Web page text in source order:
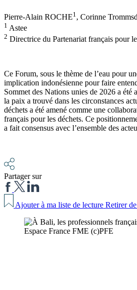
Pierre-Alain ROCHE1 , Corinne
1 Astee
2 Directrice du Partenariat français pour
Ce Forum, sous le thème de l’eau pour
implication indonésienne pour faire
Sommet des Nations unies de 2026 a été
la paix a trouvé dans les circonstances
déchets a été amené comme une
français pour les déchets. Ce
a fait consensus avec l’ensemble des
Partager sur
Ajouter à ma liste de lecture Retirer
Espace France FME (c)PFE